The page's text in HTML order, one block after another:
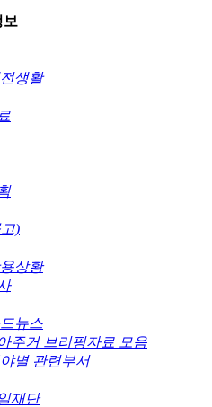
보
생활
)
상황
뉴스
주거 브리핑자료 모음
별 관련부서
재단